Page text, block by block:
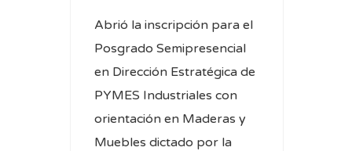
Abrió la inscripción para el
Posgrado Semipresencial
en Dirección Estratégica de
PYMES Industriales con
orientación en Maderas y
Muebles dictado por la